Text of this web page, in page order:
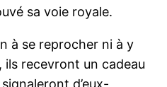
sa voie royale.
à se reprocher ni à y
recevront un cadeau
d’eux-